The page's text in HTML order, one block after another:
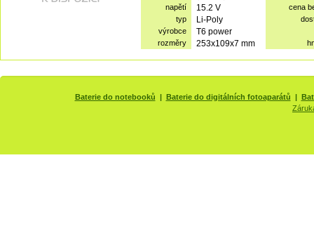
napětí
15.2 V
cena
typ
Li-Poly
výrobce
T6 power
rozměry 253x109x7 mm
Baterie do notebooků | Baterie do digitálních fotoaparátů |